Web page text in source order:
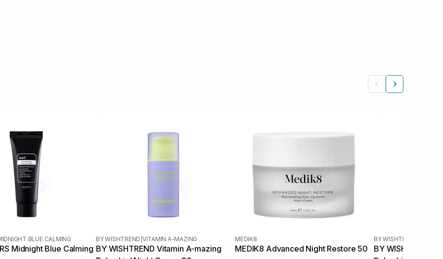
BLUE CALMING
Midnight Blue Calming
BY WISHTREND VITAMIN A-MAZING
BY WISHTREND Vitamin A-mazing
MEDIK8
MEDIK8 Advanced Night Restore 50
BY WISHTREND
BY WISHTREND